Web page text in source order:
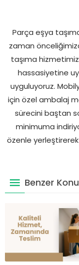
Parça eşya
zaman
taşıma hizmetimiz
hassasiyetine
uyguluyoruz.
için özel ambalaj
sürecini baştan
minimuma
özenle
Benzer